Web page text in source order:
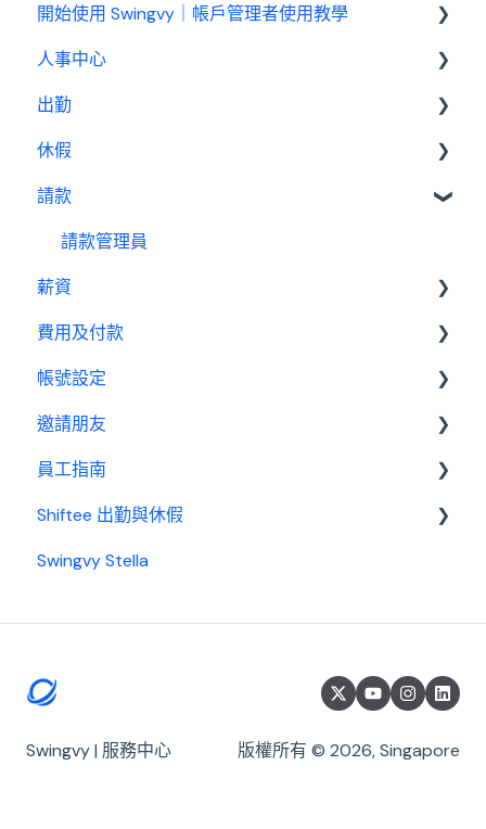
認識 Swingvy
開始使用 Swingvy｜帳戶管理者使用教學
Swingvy 新手教學｜所有你需要的教學影片都在
人事中心
人員
公告
行事曆
績效管理
設定
報表
出勤
基本設定
出勤管理者
我是員工
休假
基本設置
休假管理員
請款
請款管理員
薪資
基本設置
薪資管理員
費用及付款
訂閱相關
費用及付款
帳號設定
管理設定
邀請朋友
邀請制度
員工指南
開始使用
基本設置
薪資
Shiftee 出勤與休假
Swingvy x Shiftee 新手教學｜全方位排班系統看完
開始使用 Shiftee
員工群組與打卡設定
Swingvy Stella
Swingvy | 服務中心 版權所有 © 2026, Singapore